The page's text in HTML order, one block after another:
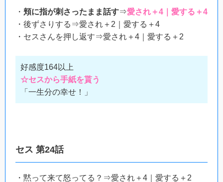
・ 頬に指が刺さったまま話す⇒愛され＋4｜愛する＋4
・後ずさりする⇒愛され＋2｜愛する＋4
・セスさんを押し返す⇒愛され＋4｜愛する＋2
好感度164以上
☆セスから手紙を貰う
「一生分の幸せ！」
セス 第24話
・黙って来て怒ってる？⇒愛され＋4｜愛する＋2